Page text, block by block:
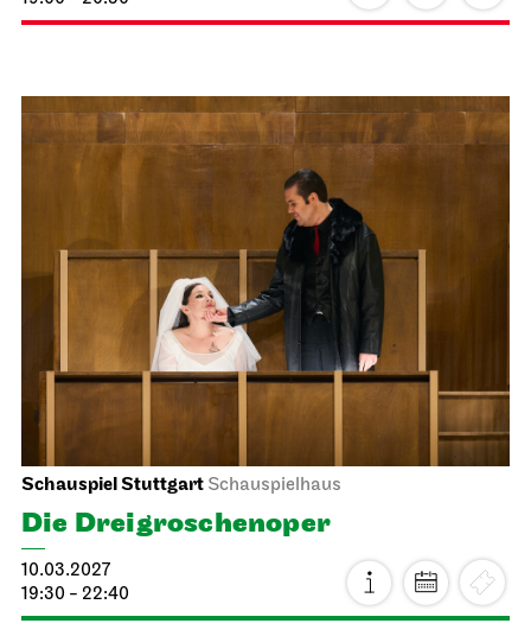
Opernhaus
Uraufführung, Familienvorstellung
Die drei ??? und das
Spiegelkabinett
20.02.2027